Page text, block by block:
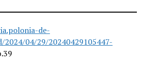
de-
04/29/20240429105447-